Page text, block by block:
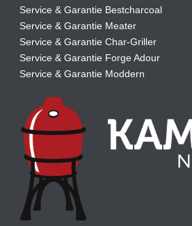
Service & Garantie Bestcharcoal
Service & Garantie Meater
Service & Garantie Char-Griller
Service & Garantie Forge Adour
Service & Garantie Moddern